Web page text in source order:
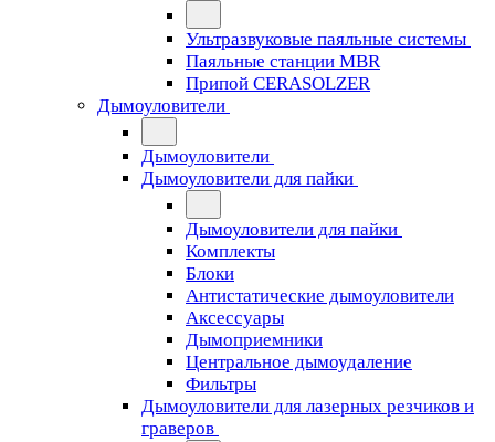
Ультразвуковые паяльные системы
Паяльные станции MBR
Припой CERASOLZER
Дымоуловители
Дымоуловители
Дымоуловители для пайки
Дымоуловители для пайки
Комплекты
Блоки
Антистатические дымоуловители
Аксессуары
Дымоприемники
Центральное дымоудаление
Фильтры
Дымоуловители для лазерных резчиков и
граверов